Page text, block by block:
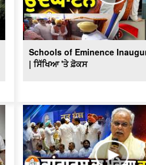
Schools of Eminence
| ਸਿੱਖਿਆ 'ਤੇ ਫ਼ੋਕਸ